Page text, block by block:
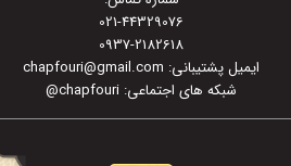
021-44329076
0937-2182618
ایمیل پشتیبانی: chapfouri@gmail.com
شبکه های اجتماعی: chapfouri
@